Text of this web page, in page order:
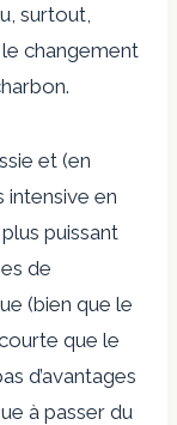
surtout,
changement
et (en
intensive en
puissant
de
(bien que le
que le
d’avantages
à passer du